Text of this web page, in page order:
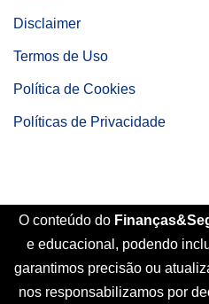
Disclaimer
Termos de Uso
Política de Cookies
Políticas de Privacidade
O conteúdo do
e educacional, podendo
garantimos precisão ou
nos responsabilizamos por